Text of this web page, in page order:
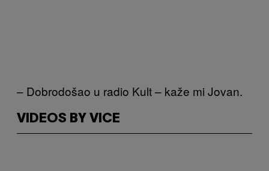
– Dobrodošao u radio Kult – kaže mi Jovan.
VIDEOS BY VICE